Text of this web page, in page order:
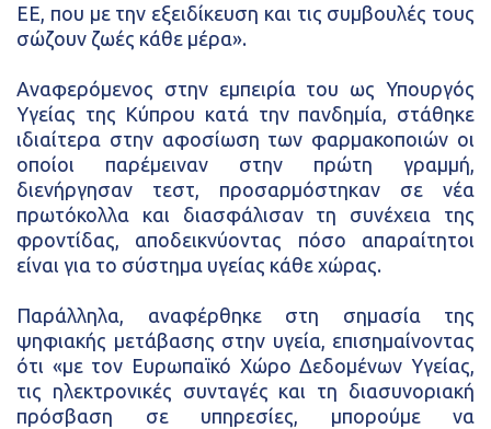
ΕΕ, που με την εξειδίκευση και τις συμβουλές τους
σώζουν ζωές κάθε μέρα».
Αναφερόμενος στην εμπειρία του ως Υπουργός
Υγείας της Κύπρου κατά την πανδημία, στάθηκε
ιδιαίτερα στην αφοσίωση των φαρμακοποιών οι
οποίοι παρέμειναν στην πρώτη γραμμή,
διενήργησαν τεστ, προσαρμόστηκαν σε νέα
πρωτόκολλα και διασφάλισαν τη συνέχεια της
φροντίδας, αποδεικνύοντας πόσο απαραίτητοι
είναι για το σύστημα υγείας κάθε χώρας.
Παράλληλα, αναφέρθηκε στη σημασία της
ψηφιακής μετάβασης στην υγεία, επισημαίνοντας
ότι «με τον Ευρωπαϊκό Χώρο Δεδομένων Υγείας,
τις ηλεκτρονικές συνταγές και τη διασυνοριακή
πρόσβαση σε υπηρεσίες, μπορούμε να